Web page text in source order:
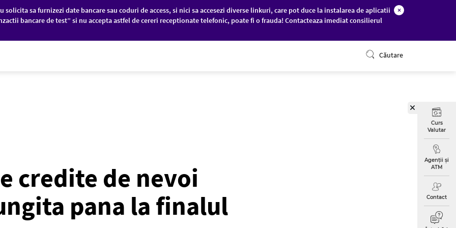
sa furnizezi date bancare sau coduri de access, si nici sa accesezi diverse linkuri, care pot duce la instalarea de aplicatii
bancare de test” si nu accepta astfel de cereri receptionate telefonic, poate fi o frauda! Contacteaza imediat consilierul
×
Căutare
Curs
Valutar
Agenții și
ATM
Contact
credite de nevoi
pana la finalul